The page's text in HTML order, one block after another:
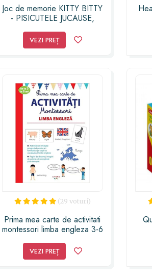
Joc de memorie KITTY BITTY
- PISICUTELE JUCAUSE,
VEZI PREȚ
(29 voturi)
Prima mea carte de activitati
montessori limba engleza 3-6
VEZI PREȚ